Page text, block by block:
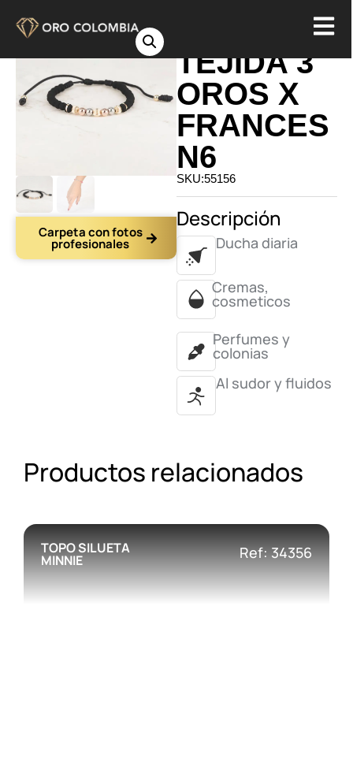
Carpeta con fotos
profesionales
PULSERA
TEJIDA 3
OROS X
FRANCES
N6
SKU:55156
Descripción
Ducha diaria
Cremas,
cosmeticos
Perfumes y
colonias
Al sudor y fluidos
Productos relacionados
TOPO SILUETA
MINNIE Ref: 34356